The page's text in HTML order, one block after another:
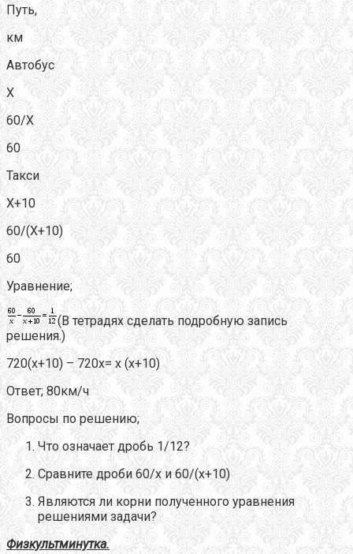
Путь,
км
Автобус
Х
60/Х
60
Такси
Х+10
60/(Х+10)
60
Уравнение;
(В тетрадях сделать подробную запись
решения.)
720(х+10) – 720х= х (х+10)
Ответ; 80км/ч
Вопросы по решению;
Что означает дробь 1/12?
Сравните дроби 60/х и 60/(х+10)
Являются ли корни полученного уравнения
решениями задачи?
Физкультминутка.